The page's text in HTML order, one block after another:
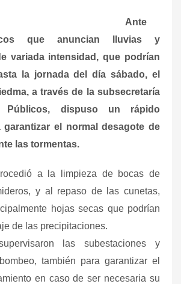
Ante
que anuncian lluvias y
variada intensidad, que podrían
la jornada del día sábado, el
a través de la subsecretaría
Públicos, dispuso un rápido
garantizar el normal desagote de
las tormentas.
a la limpieza de bocas de
y al repaso de las cunetas,
hojas secas que podrían
de las precipitaciones.
las subestaciones y
también para garantizar el
en caso de ser necesaria su